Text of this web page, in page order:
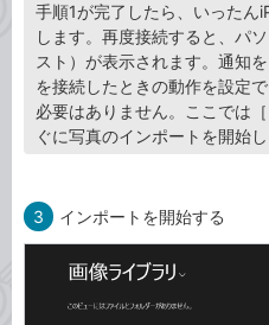
手順1が完了したら、いったん
します。再度接続すると、パ
スト）が表示されます。通知
を接続したときの動作を設定
必要はありません。ここでは
ぐに写真のインポートを開始し
3 インポートを開始する